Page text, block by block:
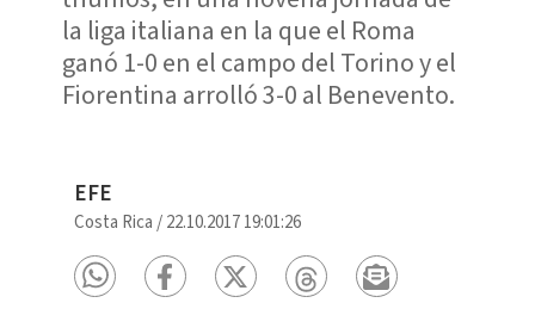
la liga italiana en la que el Roma
ganó 1-0 en el campo del Torino y el
Fiorentina arrolló 3-0 al Benevento.
EFE
Costa Rica /22.10.2017 19:01:26